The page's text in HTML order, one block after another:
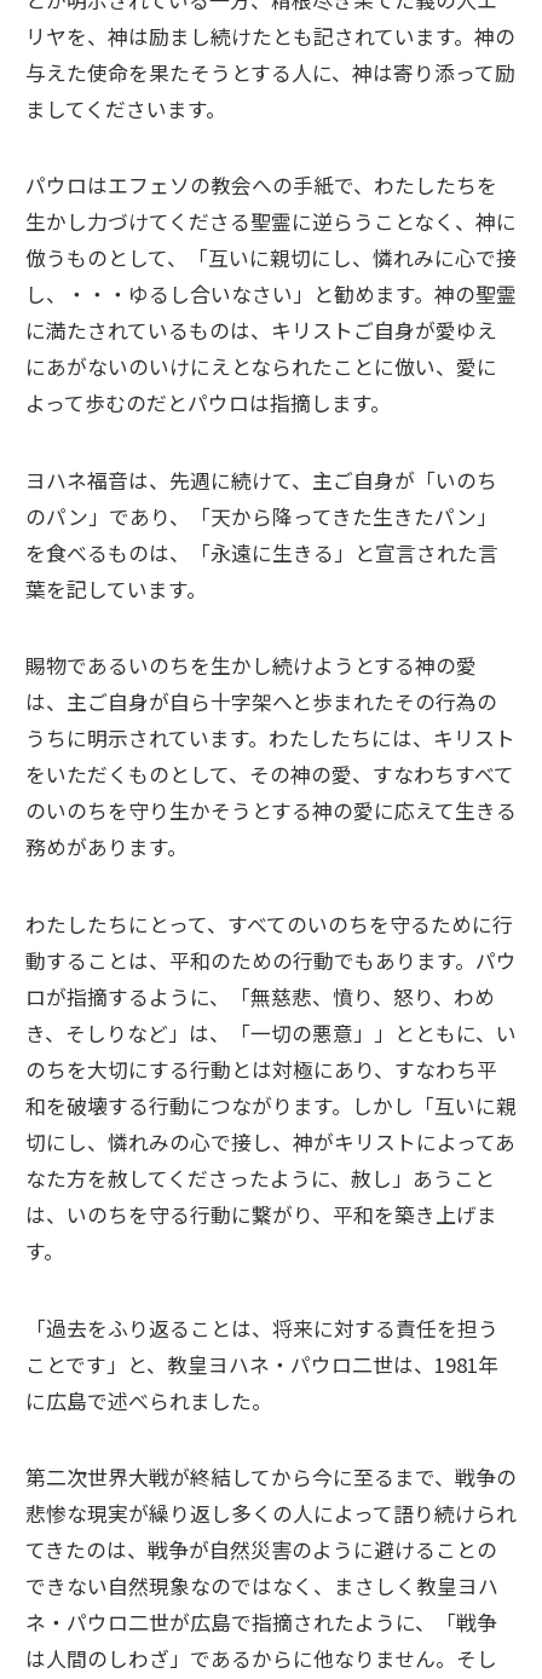
リヤを、神は励まし続けたとも記されています。神の
与えた使命を果たそうとする人に、神は寄り添って励
ましてくださいます。
パウロはエフェソの教会への手紙で、わたしたちを
生かし力づけてくださる聖霊に逆らうことなく、神に
倣うものとして、「互いに親切にし、憐れみに心で接
し、・・・ゆるし合いなさい」と勧めます。神の聖霊
に満たされているものは、キリストご自身が愛ゆえ
にあがないのいけにえとなられたことに倣い、愛に
よって歩むのだとパウロは指摘します。
ヨハネ福音は、先週に続けて、主ご自身が「いのち
のパン」であり、「天から降ってきた生きたパン」
を食べるものは、「永遠に生きる」と宣言された言
葉を記しています。
賜物であるいのちを生かし続けようとする神の愛
は、主ご自身が自ら十字架へと歩まれたその行為の
うちに明示されています。わたしたちには、キリスト
をいただくものとして、その神の愛、すなわちすべて
のいのちを守り生かそうとする神の愛に応えて生きる
務めがあります。
わたしたちにとって、すべてのいのちを守るために行
動することは、平和のための行動でもあります。パウ
ロが指摘するように、「無慈悲、憤り、怒り、わめ
き、そしりなど」は、「一切の悪意」」とともに、い
のちを大切にする行動とは対極にあり、すなわち平
和を破壊する行動につながります。しかし「互いに親
切にし、憐れみの心で接し、神がキリストによってあ
なた方を赦してくださったように、赦し」あうこと
は、いのちを守る行動に繋がり、平和を築き上げま
す。
「過去をふり返ることは、将来に対する責任を担う
ことです」と、教皇ヨハネ・パウロ二世は、1981年
に広島で述べられました。
第二次世界大戦が終結してから今に至るまで、戦争の
悲惨な現実が繰り返し多くの人によって語り続けられ
てきたのは、戦争が自然災害のように避けることの
できない自然現象なのではなく、まさしく教皇ヨハ
ネ・パウロ二世が広島で指摘されたように、「戦争
は人間のしわざ」であるからに他なりません。そし